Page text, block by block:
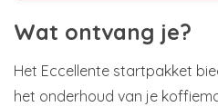
Wat ontvang je?
Het Eccellente startpakket
het onderhoud van je